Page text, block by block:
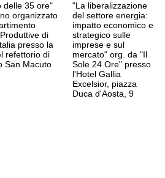
Italiano e Comparato
delle 35 ore"
organizzato
di
presso la
refettorio di
San Macuto
"La liberalizzazione
del settore energia:
impatto economico e
strategico sulle
imprese e sul
mercato" org. da "Il
Sole 24 Ore" presso
l'Hotel Gallia
Excelsior, piazza
Duca d'Aosta, 9